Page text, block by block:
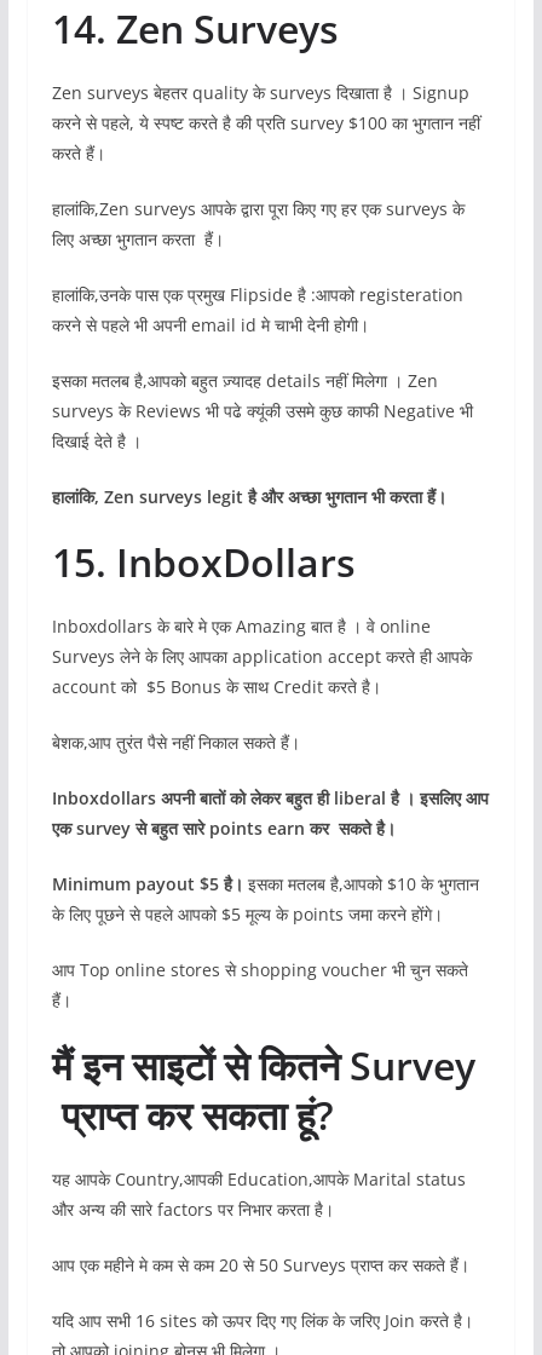
14. Zen Surveys
Zen surveys बेहतर quality के surveys दिखाता है । Signup
करने से पहले, ये स्पष्ट करते है की प्रति survey $100 का भुगतान नहीं
करते हैं।
हालांकि,Zen surveys आपके द्वारा पूरा किए गए हर एक surveys के
लिए अच्छा भुगतान करता हैं।
हालांकि,उनके पास एक प्रमुख Flipside है :आपको registeration
करने से पहले भी अपनी email id मे चाभी देनी होगी।
इसका मतलब है,आपको बहुत ज़्यादह details नहीं मिलेगा । Zen
surveys के Reviews भी पढे क्यूंकी उसमे कुछ काफी Negative भी
दिखाई देते है ।
हालांकि, Zen surveys legit है और अच्छा भुगतान भी करता हैं।
15. InboxDollars
Inboxdollars के बारे मे एक Amazing बात है । वे online
Surveys लेने के लिए आपका application accept करते ही आपके
account को $5 Bonus के साथ Credit करते है।
बेशक,आप तुरंत पैसे नहीं निकाल सकते हैं।
Inboxdollars अपनी बातों को लेकर बहुत ही liberal है । इसलिए आप
एक survey से बहुत सारे points earn कर सकते है।
Minimum payout $5 है। इसका मतलब है,आपको $10 के भुगतान
के लिए पूछने से पहले आपको $5 मूल्य के points जमा करने होंगे।
आप Top online stores से shopping voucher भी चुन सकते
हैं।
मैं इन साइटों से कितने Survey
प्राप्त कर सकता हूं?
यह आपके Country,आपकी Education,आपके Marital status
और अन्य की सारे factors पर निभार करता है।
आप एक महीने मे कम से कम 20 से 50 Surveys प्राप्त कर सकते हैं।
यदि आप सभी 16 sites को ऊपर दिए गए लिंक के जरिए Join करते है।
तो आपको joining बोनस भी मिलेगा ।